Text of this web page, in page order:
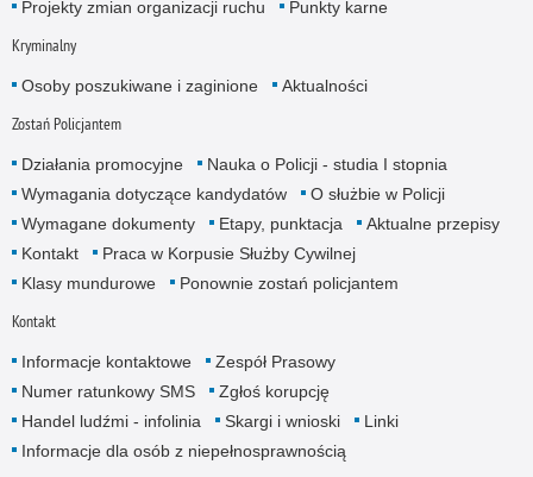
Projekty zmian organizacji ruchu
Punkty karne
Kryminalny
Osoby poszukiwane i zaginione Aktualności
Zostań Policjantem
Działania promocyjne
Nauka o Policji - studia I stopnia
Wymagania dotyczące kandydatów
O służbie w Policji
Wymagane dokumenty
Etapy, punktacja
Aktualne przepisy
Kontakt
Praca w Korpusie Służby Cywilnej
Klasy mundurowe
Ponownie zostań policjantem
Kontakt
Informacje kontaktowe
Zespół Prasowy
Numer ratunkowy SMS
Zgłoś korupcję
Handel ludźmi - infolinia
Skargi i wnioski
Linki
Informacje dla osób z niepełnosprawnością